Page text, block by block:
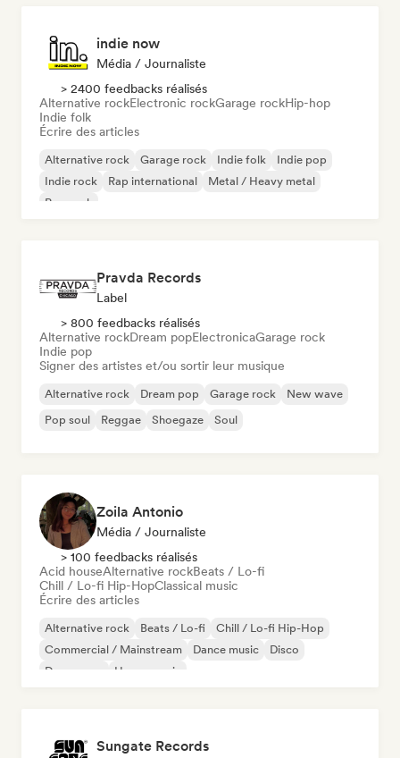
indie now
Média / Journaliste
> 2400 feedbacks réalisés
Alternative rockElectronic rockGarage rockHip-hop
Indie folk
Écrire des articles
Alternative rock Garage rock Indie folk
Indie pop
Indie rock
Rap international
Metal / Heavy metal
Pop rock
Pravda Records
Label
> 800 feedbacks réalisés
Alternative rockDream popElectronicaGarage rock
Indie pop
Signer des artistes et/ou sortir leur musique
Alternative rock Dream pop Garage rock
New wave
Pop soul
Reggae Shoegaze Soul
Zoila Antonio
Média / Journaliste
> 100 feedbacks réalisés
Acid houseAlternative rockBeats / Lo-fi
Chill / Lo-fi Hip-HopClassical music
Écrire des articles
Alternative rock Beats / Lo-fi
Chill / Lo-fi Hip-Hop
Commercial / Mainstream
Dance music
Disco
Dream pop
House music
Sungate Records